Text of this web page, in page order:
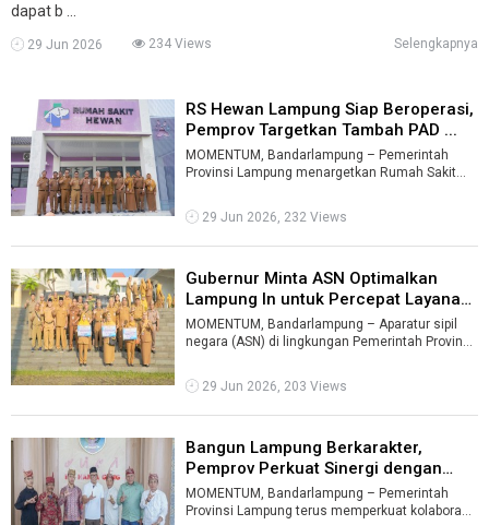
dapat b ...
29 Jun 2026 234 Views Selengkapnya
RS Hewan Lampung Siap Beroperasi,
Pemprov Targetkan Tambah PAD ...
MOMENTUM, Bandarlampung – Pemerintah
Provinsi Lampung menargetkan Rumah Sakit
29 Jun 2026, 232 Views
Gubernur Minta ASN Optimalkan
Lampung In untuk Percepat Layanan
P ...
MOMENTUM, Bandarlampung – Aparatur sipil
negara (ASN) di lingkungan Pemerintah Provinsi
29 Jun 2026, 203 Views
Bangun Lampung Berkarakter,
Pemprov Perkuat Sinergi dengan
Masyar ...
MOMENTUM, Bandarlampung – Pemerintah
Provinsi Lampung terus memperkuat kolaborasi